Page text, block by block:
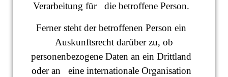
Verarbeitung für die betroffene Person.
Ferner steht der betroffenen Person ein
Auskunftsrecht darüber zu, ob
personenbezogene Daten an ein Drittland
oder an eine internationale Organisation